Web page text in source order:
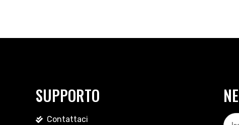
SUPPORTO
Contattaci